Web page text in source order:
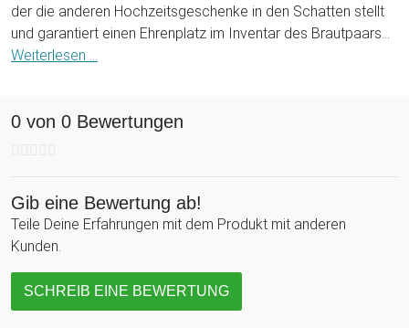
der die anderen Hochzeitsgeschenke in den Schatten stellt
und garantiert einen Ehrenplatz im Inventar des Brautpaars
erhalten wird. Beschenke ein verwandtes oder befreundetes
Weiterlesen ...
0 von 0 Bewertungen
Gib eine Bewertung ab!
Teile Deine Erfahrungen mit dem Produkt mit anderen
Kunden.
SCHREIB EINE BEWERTUNG